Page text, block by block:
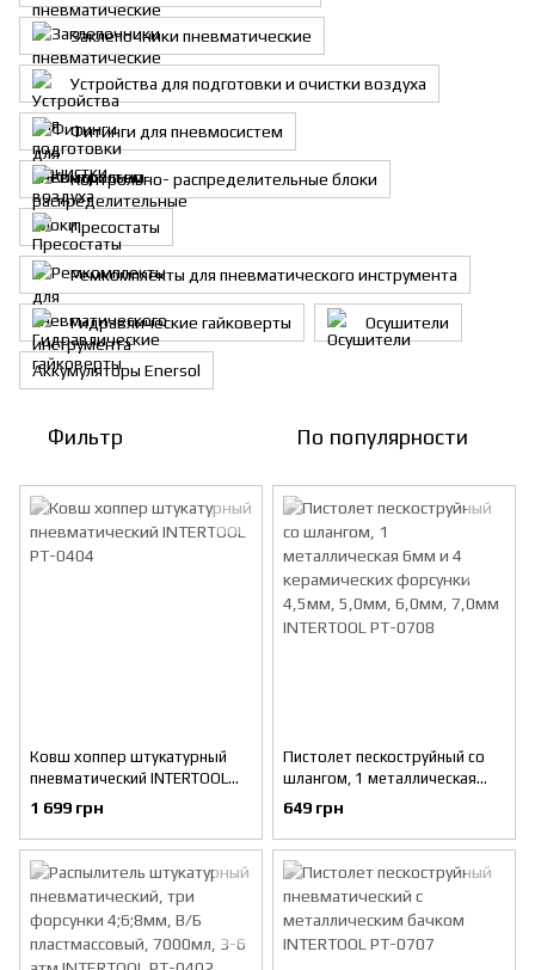
Заклепочники пневматические
Устройства для подготовки и очистки воздуха
Фитинги для пневмосистем
Контрольно- распределительные блоки
Пресостаты
Ремкомплекты для пневматического инструмента
Гидравлические гайковерты Осушители
Аккумуляторы Enersol
Фильтр По популярности
Ковш хоппер штукатурный
пневматический INTERTOOL
PT-0404
1 699 грн
Пистолет пескоструйный со
шлангом, 1 металлическая
6мм и 4 керамических
форсунки 4,5мм, 5,0мм, 6,0мм,
7,0мм INTERTOOL PT-0708
649 грн